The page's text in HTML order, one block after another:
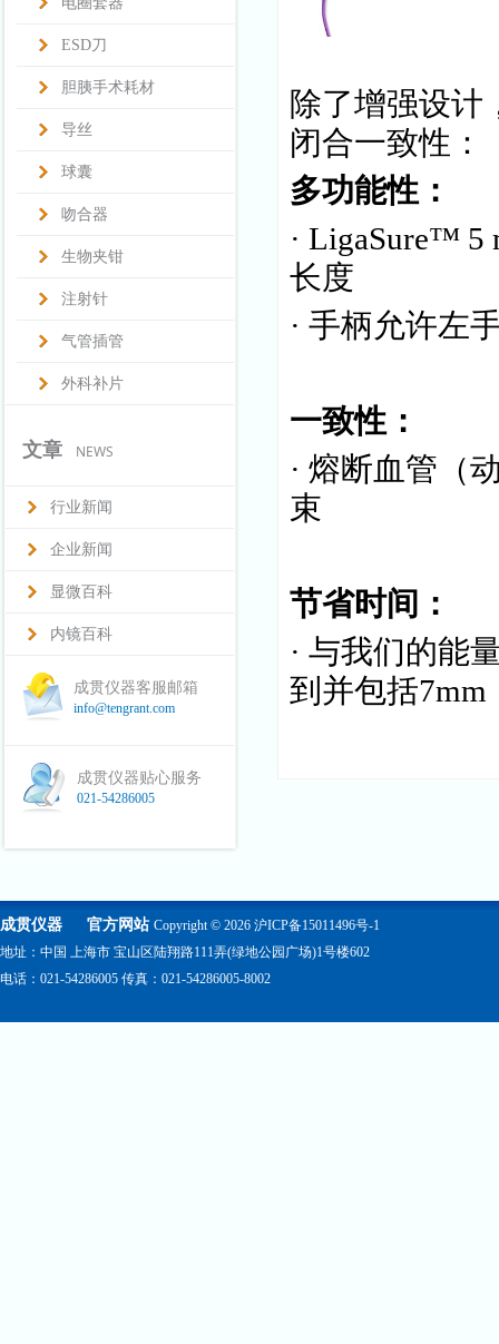
ESD刀
胆胰手术耗材
导丝
球囊
吻合器
生物夹钳
注射针
气管插管
外科补片
文章 NEWS
行业新闻
企业新闻
显微百科
内镜百科
成贯仪器客服邮箱
info@tengrant.com
成贯仪器贴心服务
021-54286005
除了增强设计
闭合一致性：
多功能性：
· LigaSure™
长度
· 手柄允许左
一致性：
· 熔断血管（
束
节省时间：
· 与我们的能
到并包括
成贯仪器 官方网站 Copyright © 2026 沪ICP备15011496号-1
地址：中国 上海市 宝山区陆翔路111弄(绿地公园广场)1号楼602
电话：021-54286005 传真：021-54286005-8002